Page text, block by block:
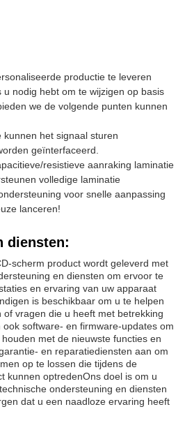
productie te leveren
nodig hebt om te wijzigen op basis
we de volgende punten kunnen
het signaal sturen
geïnterfaceerd.
resistieve aanraking laminatie
volledige laminatie
voor snelle aanpassing
lanceren!
diensten:
scherm product wordt geleverd met
en diensten om ervoor te
en ervaring van uw apparaat
is beschikbaar om u te helpen
vragen die u heeft met betrekking
software- en firmware-updates om
met de nieuwste functies en
en reparatiediensten aan om
op te lossen die tijdens de
kunnen optredenOns doel is om u
ondersteuning en diensten
dat u een naadloze ervaring heeft